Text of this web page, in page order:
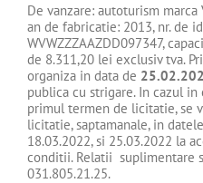
De vanzare: autoturism
an de fabricatie: 2013, nr. de
WVWZZZAAZDD097347,
de 8.311,20 lei exclusiv tva.
organiza in data de
publica cu strigare. In cazul
primul termen de licitatie, se
licitatie, saptamanale, in
18.03.2022, si 25.03.2022 la
conditii. Relatii suplimentare
031.805.21.25.